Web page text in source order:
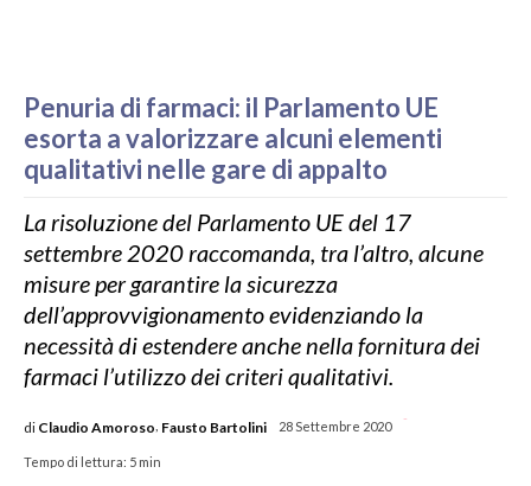
Penuria di farmaci: il Parlamento UE
esorta a valorizzare alcuni elementi
qualitativi nelle gare di appalto
La risoluzione del Parlamento UE del 17
settembre 2020 raccomanda, tra l’altro, alcune
misure per garantire la sicurezza
dell’approvvigionamento evidenziando la
necessità di estendere anche nella fornitura dei
farmaci l’utilizzo dei criteri qualitativi.
di Claudio Amoroso, Fausto Bartolini 28 Settembre 2020
-
Tempo di lettura: 5 min